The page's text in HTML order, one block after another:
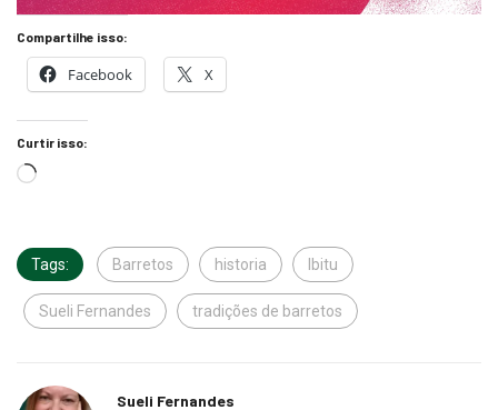
Compartilhe isso:
Facebook X
Curtir isso:
Tags: Barretos historia Ibitu
Sueli Fernandes tradições de barretos
Sueli Fernandes